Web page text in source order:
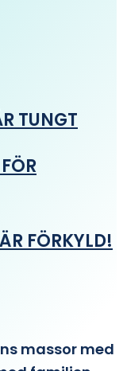
TUNGT
FÖRKYLD!
massor med